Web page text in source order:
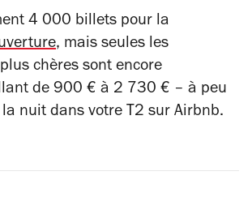
4 000 billets pour la
, mais seules les
chères sont encore
de 900 € à 2 730 € – à peu
la nuit dans votre T2 sur Airbnb.